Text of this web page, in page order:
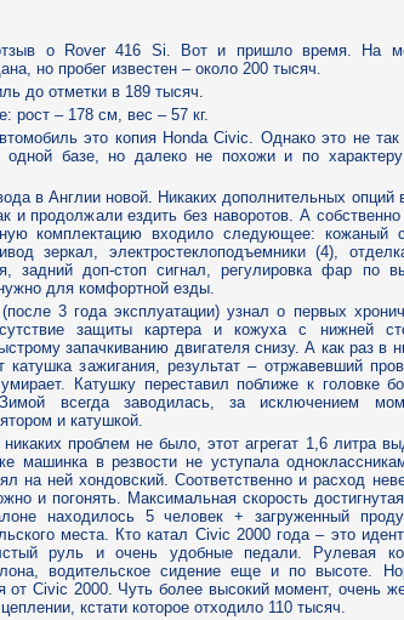
о Rover 416 Si. Вот и пришло время. На
но пробег известен – около 200 тысяч.
до отметки в 189 тысяч.
рост – 178 см, вес – 57 кг.
это копия Honda Civic. Однако это не
одной базе, но далеко не похожи и по
в Англии новой. Никаких дополнительных опций
и продолжали ездить без наворотов. А
комплектацию входило следующее: кожаный
зеркал, электростеклоподъемники (4),
задний доп-стоп сигнал, регулировка фар по
для комфортной езды.
3 года эксплуатации) узнал о первых
защиты картера и кожуха с нижней
запачкиванию двигателя снизу. А как раз в
катушка зажигания, результат – отржавевший
Катушку переставил поближе к головке
всегда заводилась, за исключением
и катушкой.
проблем не было, этот агрегат 1,6 литра
машинка в резвости не уступала
на ней хондовский. Соответственно и расход
и погонять. Максимальная скорость
находилось 5 человек + загруженный
места. Кто катал Civic 2000 года – это
руль и очень удобные педали. Рулевая
водительское сидение еще и по высоте.
от Civic 2000. Чуть более высокий момент, очень
кстати которое отходило 110 тысяч.